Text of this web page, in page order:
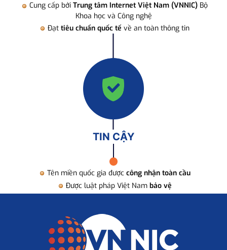
Cung cấp bởi Trung tâm Internet Việt Nam (VNNIC) Bộ
Khoa học và Công nghệ
Đạt tiêu chuẩn quốc tế về an toàn thông tin
TIN CẬY
Tên miền quốc gia được công nhận toàn cầu
Được luật pháp Việt Nam bảo vệ